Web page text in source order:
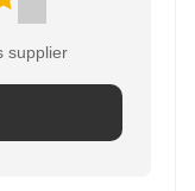
supplier